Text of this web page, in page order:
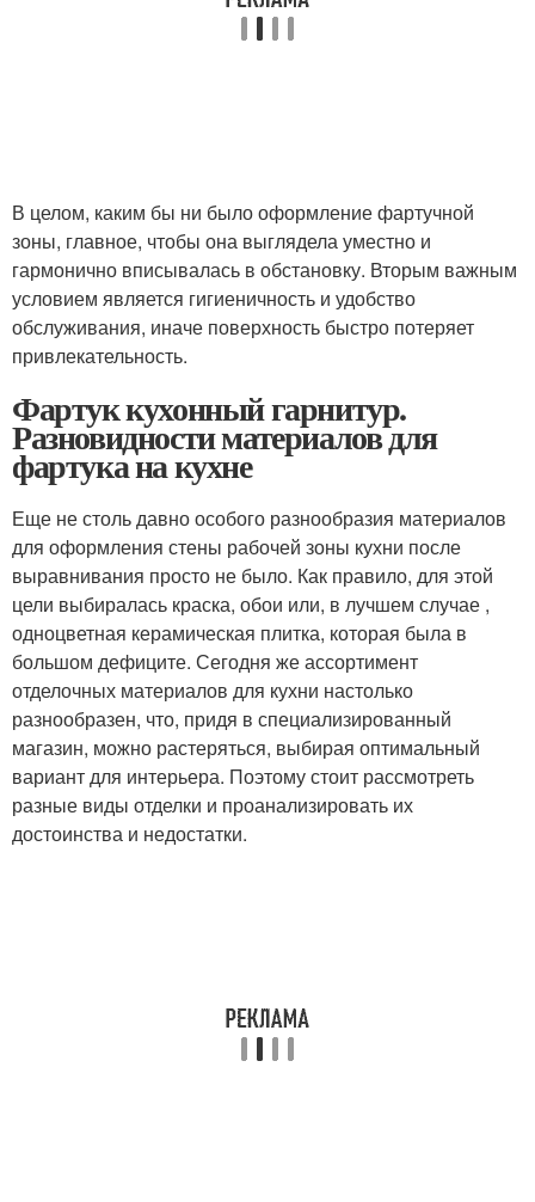
В целом, каким бы ни было оформление фартучной
зоны, главное, чтобы она выглядела уместно и
гармонично вписывалась в обстановку. Вторым важным
условием является гигиеничность и удобство
обслуживания, иначе поверхность быстро потеряет
привлекательность.
Фартук кухонный гарнитур.
Разновидности материалов для
фартука на кухне
Еще не столь давно особого разнообразия материалов
для оформления стены рабочей зоны кухни после
выравнивания просто не было. Как правило, для этой
цели выбиралась краска, обои или, в лучшем случае ,
одноцветная керамическая плитка, которая была в
большом дефиците. Сегодня же ассортимент
отделочных материалов для кухни настолько
разнообразен, что, придя в специализированный
магазин, можно растеряться, выбирая оптимальный
вариант для интерьера. Поэтому стоит рассмотреть
разные виды отделки и проанализировать их
достоинства и недостатки.